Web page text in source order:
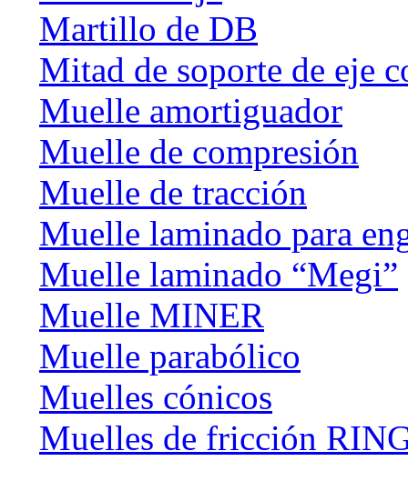
Martillo de DB
Mitad de soporte de eje
Muelle amortiguador
Muelle de compresión
Muelle de tracción
Muelle laminado para
Muelle laminado “Megi”
Muelle MINER
Muelle parabólico
Muelles cónicos
Muelles de fricción